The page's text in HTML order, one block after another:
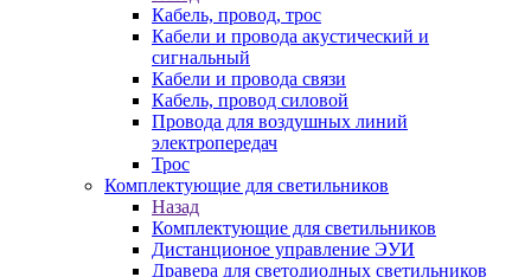
Кабель, провод, трос
Кабели и провода акустический и
сигнальный
Кабели и провода связи
Кабель, провод силовой
Провода для воздушных линий
электропередач
Трос
Комплектующие для светильников
Назад
Комплектующие для светильников
Дистанционое управление ЭУИ
Дравера для светодиодных светильников